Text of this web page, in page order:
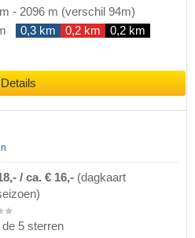
- 2096 m (verschil 94m)
0,3 km 0,2 km
0,2 km
Details
/ ca. € 16,- (dagkaart
5 sterren